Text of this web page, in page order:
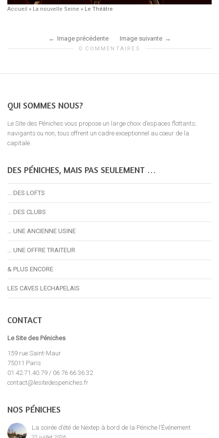
Accueil » La nouvelle Seine » Le Théâtre
Image précédente Image suivante
0 COMMENTAIRES
QUI SOMMES NOUS?
Le Site des Péniches vous propose un large choix d’espaces flottants;
navigants ou non, tous offrent un cadre exceptionnel au coeur de la
capitale.
DES PÉNICHES, MAIS PAS SEULEMENT …
… DES LOFTS
… DES CLUBS
… UNE ANCIENNE USINE
… UNE OFFRE TRAITEUR
& PLUS ENCORE
LES CAVES LECHAPELAIS
CONTACT
Le Site des Péniches
159 rue Saint-Maur
75011 Paris
01.42.71.40.79 / 06 76 66 36 32
contact@lesitedespeniches.fr
NOS PÉNICHES
La soirée d’été de Nextep à bord de la Péniche l’Événement